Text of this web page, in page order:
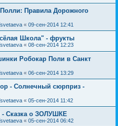
Правила Дорожного
« 09-сен-2014 12:41
Школа" - фрукты
« 08-сен-2014 12:23
Робокар Поли в Санкт
« 06-сен-2014 13:29
- Солнечный сюрприз -
« 05-сен-2014 11:42
- Сказка о ЗОЛУШКЕ
« 05-сен-2014 06:42